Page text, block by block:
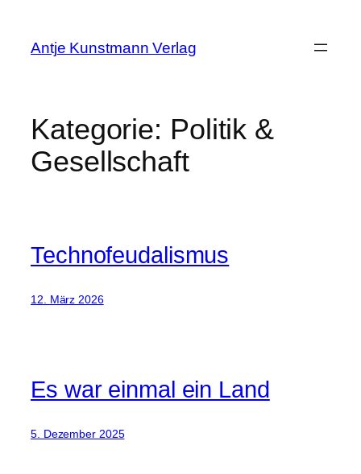
springen
Antje Kunstmann Verlag
Kategorie: Politik &
Gesellschaft
Technofeudalismus
12. März 2026
Es war einmal ein Land
5. Dezember 2025